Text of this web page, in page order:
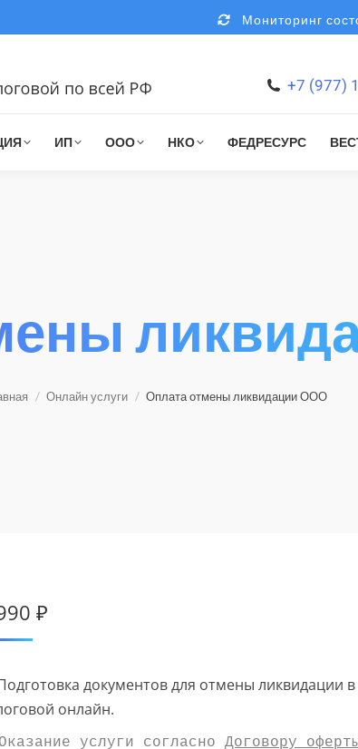
Мониторинг
+7 (977)
ИП ООО НКО ФЕДРЕСУРС
Онлайн услуги Оплата отмены ликвидации ООО
₽
документов для отмены ликвидации в
онлайн.
услуги согласно Договору